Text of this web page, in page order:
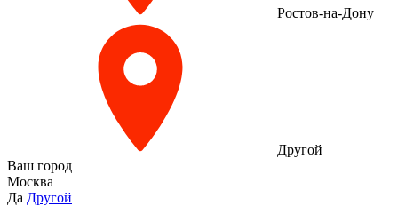
Ростов-на-Дону
Другой
Ваш город
Москва
Да Другой